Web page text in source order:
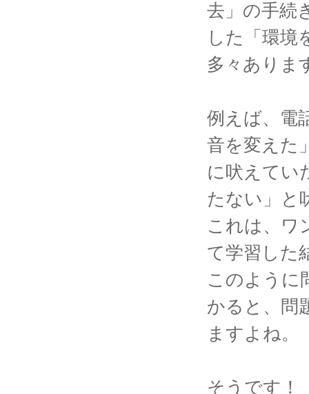
去」の手続
した「環境
多々ありま
例えば、電
音を変えた
に吠えてい
たない」と
これは、ワ
て学習した
このように
かると、問
ますよね。
そうです！